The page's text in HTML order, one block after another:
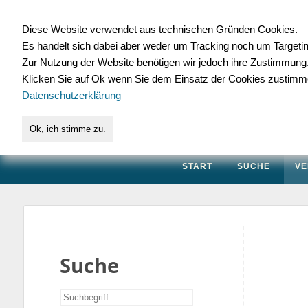
für Handwerk,
START SUCHE
Suche
Diese Website verwendet aus technischen Gründen Cookies.
Es handelt sich dabei aber weder um Tracking noch um
Zur Nutzung der Website benötigen wir jedoch ihre Zustimmung.
Klicken Sie auf Ok wenn Sie dem Einsatz der Cookies
Datenschutzerklärung
Ok, ich stimme zu.